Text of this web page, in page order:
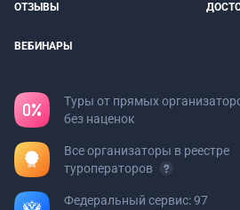
ОТЗЫВЫ
ВЕБИНАРЫ
Туры от прямых
без наценок
Все организаторы в реестре
туроператоров
Федеральный сервис: 97